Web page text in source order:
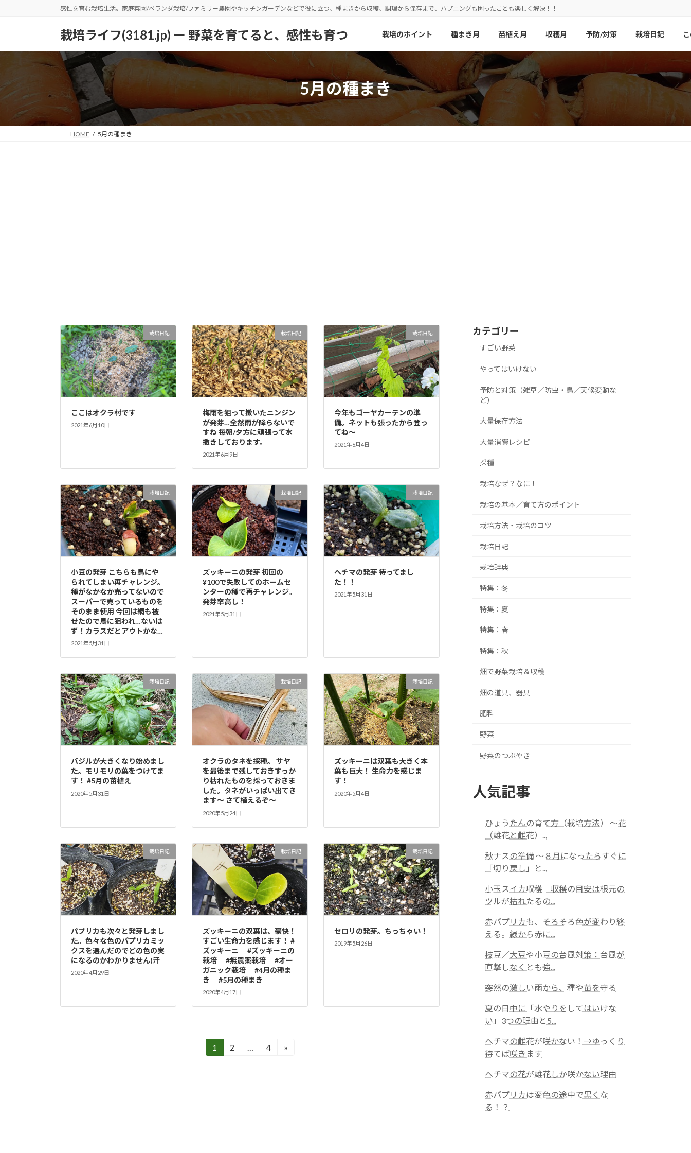
キ
に
感性を育む栽培生活。家庭菜園/ベランダ栽培/ファミリー農園やキッチンガーデンなどで役に立つ、種まきから収穫、調理から保存まで、ハプニングも困ったことも楽しく解決！！
栽培ライフ(3181.jp) ー 野菜を育てると、感性も育つ 栽培のポイント 種まき月 苗植え月 収穫月 予防/対策 栽培日記
5月の種まき
HOME 5月の種まき
栽培日記
ここはオクラ村です
2021年6月10日
栽培日記
梅雨を狙って撒いたニンジン
が発芽…全然雨が降らないで
すね 毎朝/夕方に頑張って水
撒きしております。
2021年6月9日
栽培日記
今年もゴーヤカーテンの準
備。ネットも張ったから登っ
てね〜
2021年6月4日
栽培日記
小豆の発芽 こちらも鳥にや
られてしまい再チャレンジ。
種がなかなか売ってないので
スーパーで売っているものを
そのまま使用 今回は網も被
せたので鳥に狙われ…ないは
ず！カラスだとアウトかな…
2021年5月31日
栽培日記
ズッキーニの発芽 初回の
¥100で失敗してのホームセ
ンターの種で再チャレンジ。
発芽率高し！
2021年5月31日
栽培日記
ヘチマの発芽 待ってまし
た！！
2021年5月31日
栽培日記
バジルが大きくなり始めまし
た。モリモリの葉をつけてま
す！ #5月の苗植え
2020年5月31日
栽培日記
オクラのタネを採種。 サヤ
を最後まで残しておきすっか
り枯れたものを採っておきま
した。タネがいっぱい出てき
ます〜 さて植えるぞ〜
2020年5月24日
栽培日記
ズッキーニは双葉も大きく本
葉も巨大！ 生命力を感じま
す！
2020年5月4日
栽培日記
パプリカも次々と発芽しまし
た。色々な色のパプリカミッ
クスを選んだのでどの色の実
になるのかわかりません(汗
2020年4月29日
栽培日記
ズッキーニの双葉は、豪快！
すごい生命力を感じます！ #
ズッキーニ #ズッキーニの
栽培 #無農薬栽培 #オー
ガニック栽培 #4月の種ま
き #5月の種まき
2020年4月17日
栽培日記
セロリの発芽。ちっちゃい！
2019年5月26日
固
1
固
2 …
固
4 »
カテゴリー
すごい野菜
やってはいけない
予防と対策（雑草／防虫・鳥／天候変動な
ど）
大量保存方法
大量消費レシピ
採種
栽培なぜ？なに！
栽培の基本／育て方のポイント
栽培方法・栽培のコツ
栽培日記
栽培辞典
特集：冬
特集：夏
特集：春
特集：秋
畑で野菜栽培＆収穫
畑の道具、器具
肥料
野菜
野菜のつぶやき
人気記事
ひょうたんの育て方（栽培方法） ～花
（雄花と雌花）...
秋ナスの準備 ～８月になったらすぐに
「切り戻し」と...
小玉スイカ収穫 収穫の目安は根元の
ツルが枯れたるの...
赤パプリカも、そろそろ色が変わり終
える。緑から赤に...
枝豆／大豆や小豆の台風対策：台風が
直撃しなくとも強...
突然の激しい雨から、種や苗を守る
夏の日中に「水やりをしてはいけな
い」3つの理由と5...
ヘチマの雌花が咲かない！→ゆっくり
待てば咲きます
ヘチマの花が雄花しか咲かない理由
赤パプリカは変色の途中で黒くな
る！？